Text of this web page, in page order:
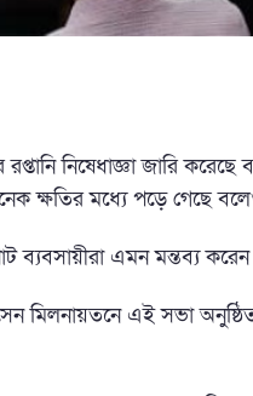
নিষেধাজ্ঞা জারি
ক্ষতির মধ্যে পড়ে গেছে
ব্যবসায়ীরা এমন মন্তব্য
মিলনায়তনে এই সভা